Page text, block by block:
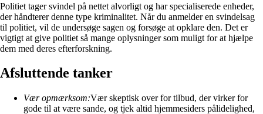
Politiet tager svindel på nettet alvorligt og har specialiserede enheder,
der håndterer denne type kriminalitet. Når du anmelder en svindelsag
til politiet, vil de undersøge sagen og forsøge at opklare den. Det er
vigtigt at give politiet så mange oplysninger som muligt for at hjælpe
dem med deres efterforskning.
Afsluttende tanker
Vær opmærksom:Vær skeptisk over for tilbud, der virker for
gode til at være sande, og tjek altid hjemmesiders pålidelighed,